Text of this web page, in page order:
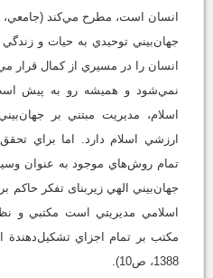
انسان است، مطرح مي‌کند (جامعي، 1388، ص6).
جهان‌بيني توحيدي به حيات و
انسان را در مسيري از کمال قرار
اسلام، مديريت مبتني بر
ارزشي اسلام دارد. اما براي
تمام روش‌هاي موجود به عنوان وسيله
جهان‌بيني الهي زيربنای تفکر حاکم
اسلامي مديريتي است مکتبي و
مکتب بر تمام اجزاي
1388، ص10).